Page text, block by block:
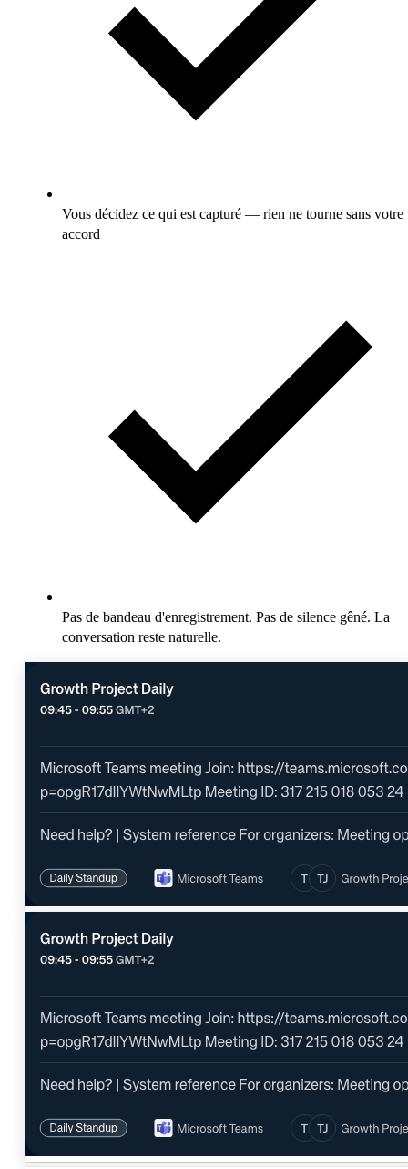
Vous décidez ce qui est capturé — rien ne tourne sans votre
accord
Pas de bandeau d'enregistrement. Pas de silence gêné. La
conversation reste naturelle.